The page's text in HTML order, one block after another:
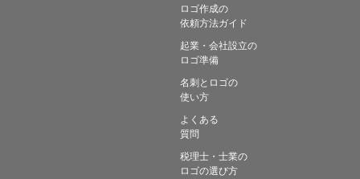
ロゴ作成の
依頼方法ガイド
起業・会社設立の
ロゴ準備
名刺とロゴの
使い方
よくある
質問
税理士・士業の
ロゴの選び方